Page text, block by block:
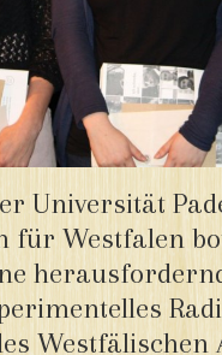
Universität
Westfalen
Westfälischen